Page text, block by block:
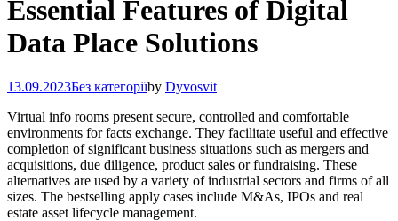
Essential Features of Digital
Data Place Solutions
13.09.2023Без категоріїby Dyvosvit
Virtual info rooms present secure, controlled and comfortable
environments for facts exchange. They facilitate useful and effective
completion of significant business situations such as mergers and
acquisitions, due diligence, product sales or fundraising. These
alternatives are used by a variety of industrial sectors and firms of all
sizes. The bestselling apply cases include M&As, IPOs and real
estate asset lifecycle management.